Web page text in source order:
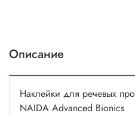
Описание
Наклейки для речевых
NAIDA Advanced Bionics